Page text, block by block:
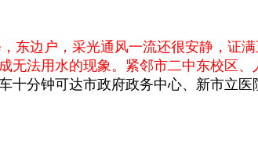
东边户，采光通风一流还很安静， 证
法用水的现象。紧邻市二中东校区
十分钟可达市政府政务中心、新市立医